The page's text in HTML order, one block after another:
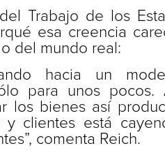
Trabajo de los
esa creencia
del mundo real:
hacia un
para unos pocos.
los bienes así
y clientes está
comenta Reich.